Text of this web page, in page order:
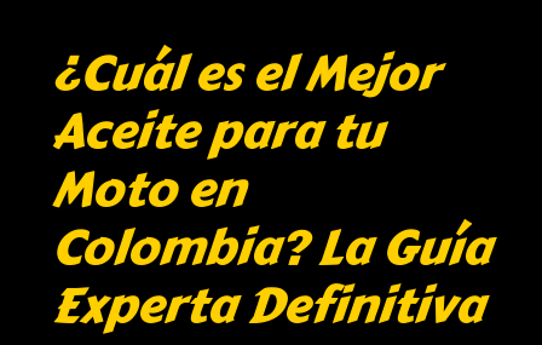
¿Cuál es el Mejor
Aceite para tu
Moto en
Colombia? La Guía
Experta Definitiva